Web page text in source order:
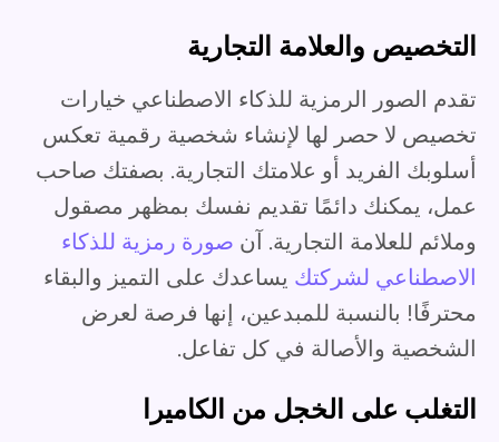
التخصيص والعلامة التجارية
تقدم الصور الرمزية للذكاء الاصطناعي خيارات
تخصيص لا حصر لها لإنشاء شخصية رقمية تعكس
أسلوبك الفريد أو علامتك التجارية. بصفتك صاحب
عمل، يمكنك دائمًا تقديم نفسك بمظهر مصقول
وملائم للعلامة التجارية. آن صورة رمزية للذكاء
الاصطناعي لشركتك يساعدك على التميز والبقاء
محترفًا! بالنسبة للمبدعين، إنها فرصة لعرض
الشخصية والأصالة في كل تفاعل.
التغلب على الخجل من الكاميرا